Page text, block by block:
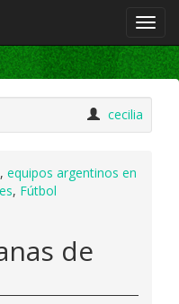
cecilia
, equipos argentinos en
, Fútbol
de